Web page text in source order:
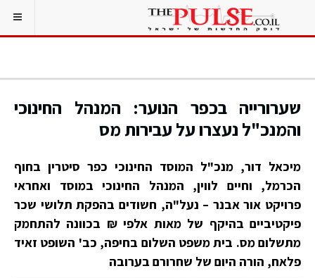
שערורייה בכפר הנוער: המנהל החינוכי
והמנכ"ל נעצרו על עבירות מס
מיכאל דור, מנכ"ל המוסד החינוכי כפר סיטרין בחוף
הכרמל, וחיים לווין, המנהל החינוכי במוסד ואחראי
פרויקט אור אבנר – נעל"ה, חשודים בהפקת תלושי שכר
פיקטיביים בהיקף של מאות אלפי ₪ בכוונה להתחמק
מתשלום מס. בית משפט השלום בחיפה, כב' השופט זאיד
פלאח, הורה היום של שחרורם בערובה